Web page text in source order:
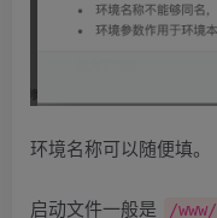
环境名称可以随便填。
启动文件一般是 /